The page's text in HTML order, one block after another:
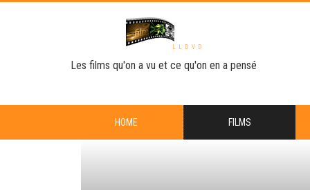
LLDVD
Les films qu'on a vu et ce qu'on en a pensé
HOME FILMS